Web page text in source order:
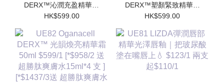
DERX™沁潤充盈精華霜
$599/1 ｜[*$958/2 送超
[*$1437/3送 超勝肽爽膚
水15ml*8] *【Skin
Booster 系列任選6件送
超勝肽爽膚水15ml*8+超
勝肽安瓶10ml*8】
HK$599.00
DERX™塑顏緊致精華霜
50ml$599/1 [*$958/2 送
[*$1437/3送 超勝肽爽膚
水15ml*8] *【Skin
Booster 系列任選6件送
超勝肽爽膚水15ml*8+超
勝肽安瓶10ml*8】
HK$599.00